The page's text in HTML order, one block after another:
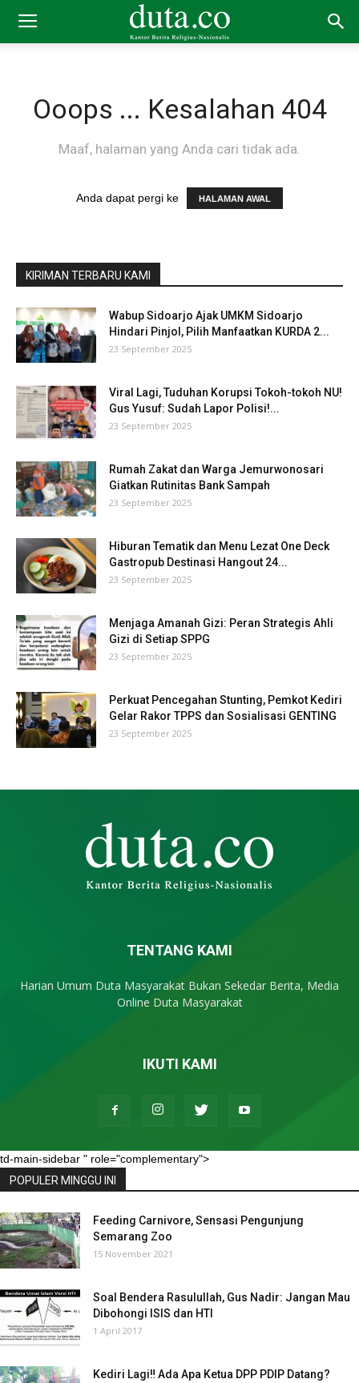
Ooops ... Kesalahan 404
Maaf, halaman yang Anda cari tidak ada.
Anda dapat pergi ke HALAMAN AWAL
KIRIMAN TERBARU KAMI
Wabup Sidoarjo Ajak UMKM Sidoarjo
Hindari Pinjol, Pilih Manfaatkan KURDA 2...
23 September 2025
Viral Lagi, Tuduhan Korupsi Tokoh-tokoh NU!
Gus Yusuf: Sudah Lapor Polisi!...
23 September 2025
Rumah Zakat dan Warga Jemurwonosari
Giatkan Rutinitas Bank Sampah
23 September 2025
Hiburan Tematik dan Menu Lezat One Deck
Gastropub Destinasi Hangout 24...
23 September 2025
Menjaga Amanah Gizi: Peran Strategis Ahli
Gizi di Setiap SPPG
23 September 2025
Perkuat Pencegahan Stunting, Pemkot Kediri
Gelar Rakor TPPS dan Sosialisasi GENTING
23 September 2025
TENTANG KAMI
Harian Umum Duta Masyarakat Bukan Sekedar Berita, Media
Online Duta Masyarakat
IKUTI KAMI
td-main-sidebar " role="complementary">
POPULER MINGGU INI
Feeding Carnivore, Sensasi Pengunjung
Semarang Zoo
15 November 2021
Soal Bendera Rasulullah, Gus Nadir: Jangan Mau
Dibohongi ISIS dan HTI
1 April 2017
Kediri Lagi‼ Ada Apa Ketua DPP PDIP Datang?